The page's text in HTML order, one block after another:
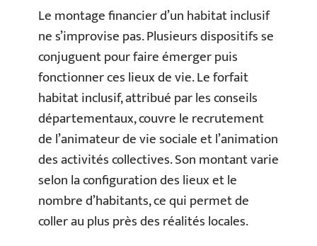
Le montage financier d’un habitat inclusif
ne s’improvise pas. Plusieurs dispositifs se
conjuguent pour faire émerger puis
fonctionner ces lieux de vie. Le forfait
habitat inclusif, attribué par les conseils
départementaux, couvre le recrutement
de l’animateur de vie sociale et l’animation
des activités collectives. Son montant varie
selon la configuration des lieux et le
nombre d’habitants, ce qui permet de
coller au plus près des réalités locales.